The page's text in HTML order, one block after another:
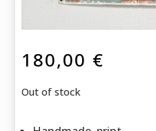
180,00 €
Out of stock